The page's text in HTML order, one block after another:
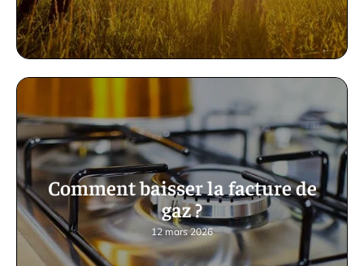
Comment baisser la facture de
gaz ?
12 mars 2026